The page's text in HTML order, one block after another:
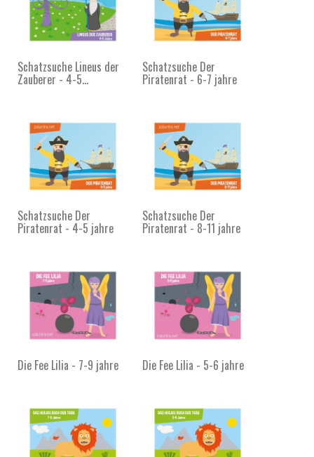
Schatzsuche Lineus der
Zauberer - 4-5...
Schatzsuche Der
Piratenrat - 6-7 jahre
Schatzsuche Der
Piratenrat - 4-5 jahre
Schatzsuche Der
Piratenrat - 8-11 jahre
Die Fee Lilia - 7-9 jahre Die Fee Lilia - 5-6 jahre